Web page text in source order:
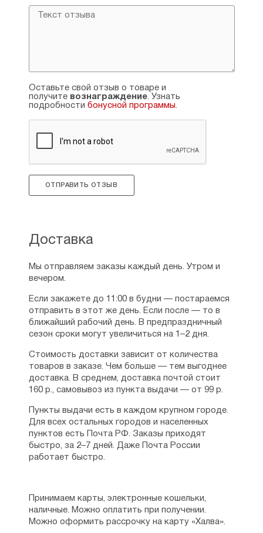
Оставьте свой отзыв о товаре и
получите вознаграждение. Узнать
подробности бонусной программы.
ОТПРАВИТЬ ОТЗЫВ
Доставка
Мы отправляем заказы каждый день. Утром и
вечером.
Если закажете до 11:00 в будни — постараемся
отправить в этот же день. Если после — то в
ближайший рабочий день. В предпраздничный
сезон сроки могут увеличиться на 1–2 дня.
Стоимость доставки зависит от количества
товаров в заказе. Чем больше — тем выгоднее
доставка. В среднем, доставка почтой стоит
160 р., самовывоз из пункта выдачи — от 99 р.
Пункты выдачи есть в каждом крупном городе.
Для всех остальных городов и населенных
пунктов есть Почта РФ. Заказы приходят
быстро, за 2–7 дней. Даже Почта России
работает быстро.
Принимаем карты, электронные кошельки,
наличные. Можно оплатить при получении.
Можно оформить рассрочку на карту «Халва».